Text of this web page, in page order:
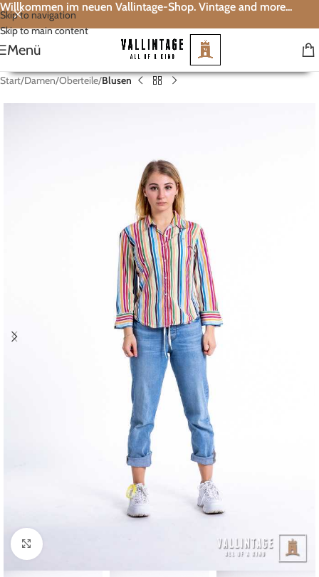
Skip to navigation
Skip to main content
Willkommen im neuen Vallintage-Shop. Vintage and more...
Menü
Start Damen Oberteile Blusen
Klick zum Vergrößern